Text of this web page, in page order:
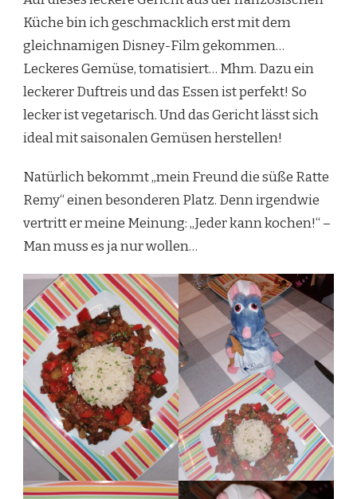
Küche bin ich geschmacklich erst mit dem
gleichnamigen Disney-Film gekommen…
Leckeres Gemüse, tomatisiert… Mhm. Dazu ein
leckerer Duftreis und das Essen ist perfekt! So
lecker ist vegetarisch. Und das Gericht lässt sich
ideal mit saisonalen Gemüsen herstellen!
Natürlich bekommt „mein Freund die süße Ratte
Remy“ einen besonderen Platz. Denn irgendwie
vertritt er meine Meinung: „Jeder kann kochen!“ –
Man muss es ja nur wollen…